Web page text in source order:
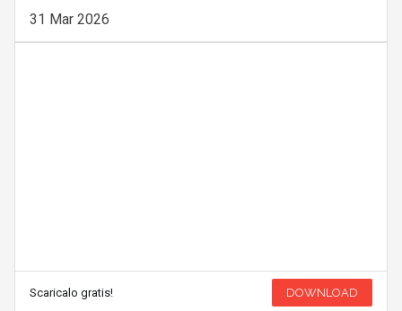
31 Mar 2026
Scaricalo gratis! DOWNLOAD